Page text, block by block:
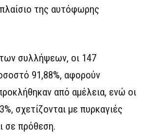
της αυτόφωρης
συλλήψεων, οι 147
91,88%, αφορούν
από αμέλεια, ενώ οι
σχετίζονται με πυρκαγιές
σε πρόθεση.